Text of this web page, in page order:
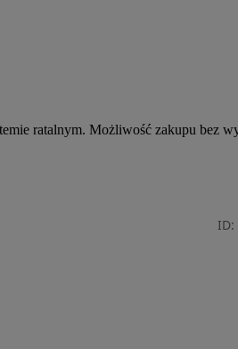
ratalnym. Możliwość zakupu bez
ID: